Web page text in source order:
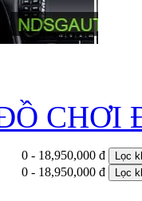
CHƠI
0 - 18,950,000 đ Lọc
0 - 18,950,000 đ Lọc